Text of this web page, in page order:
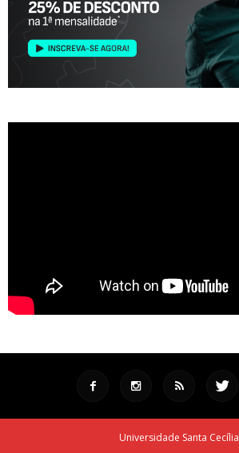
Universidade Santa Cecília